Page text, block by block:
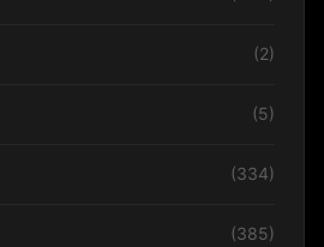
(2)
(5)
(334)
(385)